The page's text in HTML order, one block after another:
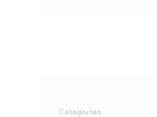
Categories